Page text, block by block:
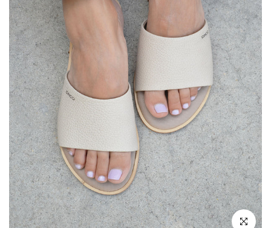
Click to enlarge